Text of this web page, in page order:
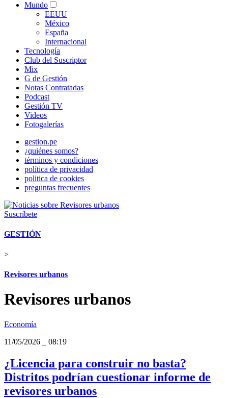
Mundo
EEUU
México
España
Internacional
Tecnología
Club del Suscriptor
Mix
G de Gestión
Notas Contratadas
Podcast
Gestión TV
Videos
Fotogalerías
gestion.pe
¿quiénes somos?
términos y condiciones
política de privacidad
politica de cookies
preguntas frecuentes
Suscríbete
GESTIÓN
>
Revisores urbanos
Revisores urbanos
Economía
11/05/2026
08:19
¿Licencia para construir no basta?
Distritos podrían cuestionar informe de
revisores urbanos